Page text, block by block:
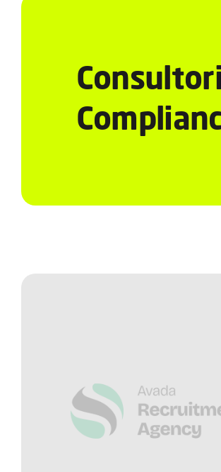
Notícias e Conteúdos
Contato